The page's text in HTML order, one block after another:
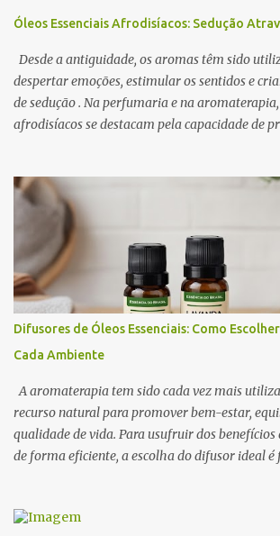
Óleos Essenciais Afrodisíacos: Sedução
Desde a antiguidade, os aromas têm sido
despertar emoções, estimular os sentidos e
de sedução . Na perfumaria e na aromaterapia,
afrodisíacos se destacam pela capacidade de
olfativo e o sistema límbico , a região do
emoções e pelo comportamento.
capazes de influenciar a produção de
dopamina e a serotonina, favorecendo a
sensorial . Neste artigo, exploramos os óleos
afrodisíacos mais eficazes, seus mecanismos de
utilizá-los na perfumaria e na aromaterapia
Afrodisíacos? Os óleos essenciais afrodisíacos
naturais extraídas de flores, madeiras,
possuem propriedades capa...
Difusores de Óleos Essenciais: Como
Cada Ambiente
A aromaterapia tem sido cada vez mais
recurso natural para promover bem-estar,
qualidade de vida. Para usufruir dos benefícios
de forma eficiente, a escolha do difusor ideal
aromatização, na dispersão das moléculas dos